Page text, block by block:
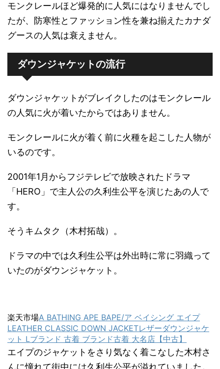
モンクレールほど爆発的に人気にはなりませんでし
たが、防寒性とファッション性を兼ね揃えたカナダ
グースの人気は衰えません。
ダウンジャケットの流行
ダウンジャケットがブレイクしたのはモンクレール
の人気に火が着いたからではありません。
モンクレールに火が着く前に火種を起こした人物が
いるのです。
2001年1月からフジテレビで放映されたドラマ
「HERO」で主人公の久利生公平を演じたあの人で
す。
そうキムタク（木村拓哉）。
ドラマの中では久利生公平は外出時に常に羽織って
いたのがダウンジャケット。
楽天市場A BATHING APE BAPE/ア ベイシング エイプ
LEATHER CLASSIC DOWN JACKETレザーダウンジャケ
ット Lブランド 古着 ブランド古着 大名店【中古】
エイプのジャケットをさり気なく着こなした木村さ
んに憧れて街中には久利生公平が溢れていました。